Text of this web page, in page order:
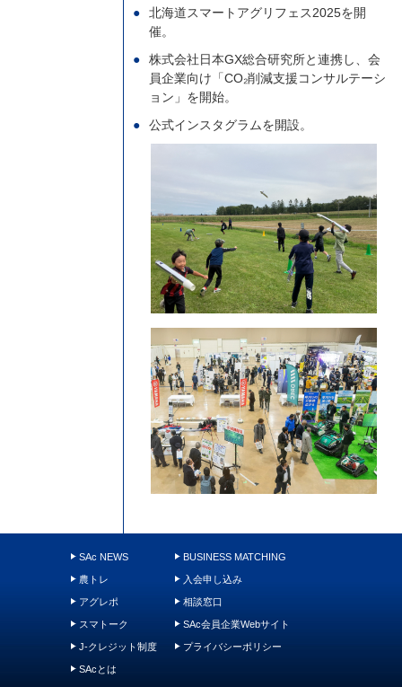
北海道スマートアグリフェス2025を開
催。
株式会社日本GX総合研究所と連携し、会
員企業向け「CO₂削減支援コンサルテーシ
ョン」を開始。
公式インスタグラムを開設。
SAc NEWS
農トレ
アグレポ
スマトーク
J-クレジット制度
SAcとは
BUSINESS MATCHING
入会申し込み
相談窓口
SAc会員企業Webサイト
プライバシーポリシー